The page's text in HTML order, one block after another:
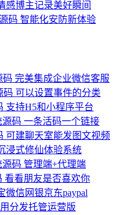
感博主记录美好瞬间
码 智能化安防新体验
完美集成企业微信客服
可以设置事件的分类
支持H5和小程序平台
码 一条活码一个链接
可建聊天室能发图文视频
浸式修仙体验系统
码 管理端+代理端
看看朋友是否喜欢你
微信网银京东paypal
分发托管运营版